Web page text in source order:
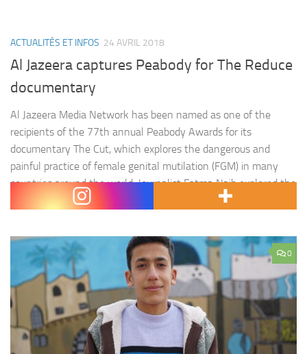
ACTUALITÉS ET INFOS 24 AVRIL 2018
Al Jazeera captures Peabody for The Reduce
documentary
Al Jazeera Media Network has been named as one of the
recipients of the 77th annual Peabody Awards for its
documentary The Cut, which explores the dangerous and
painful practice of female genital mutilation (FGM) in many
countries around the world. Journalist Fatma Naib explored the
subject of FGM – the partial or total removal…
0